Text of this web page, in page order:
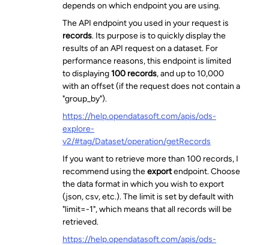
depends on which endpoint you are using.
The API endpoint you used in your request is
records. Its purpose is to quickly display the
results of an API request on a dataset. For
performance reasons, this endpoint is limited
to displaying100 records, and up to 10,000
with an offset (if the request does not contain a
"group_by").
https://help.opendatasoft.com/apis/ods-
explore-
v2/#tag/Dataset/operation/getRecords
If you want to retrieve more than 100 records, I
recommend using theexportendpoint. Choose
the data format in which you wish to export
(json, csv, etc.). The limit is set by default with
"limit=-1", which means that all records will be
retrieved.
https://help.opendatasoft.com/apis/ods-